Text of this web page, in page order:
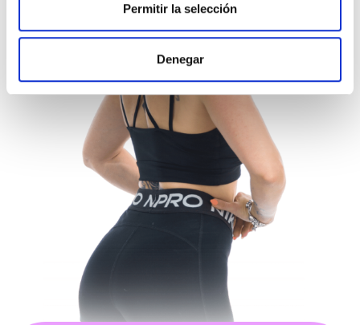
Permitir la selección
Denegar